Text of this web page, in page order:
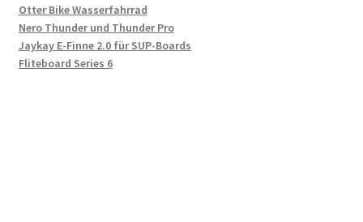
Otter Bike Wasserfahrrad
Nero Thunder und Thunder Pro
Jaykay E-Finne 2.0 für SUP-Boards
Fliteboard Series 6